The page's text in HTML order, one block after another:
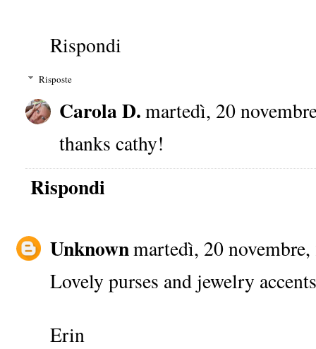
Rispondi
Risposte
Carola D.martedì, 20
thanks cathy!
Rispondi
Unknownmartedì, 20
Lovely purses and jewelry
Erin